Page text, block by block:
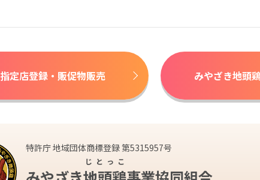
指定店登録・販促物販売 みやざき地頭
特許庁 地域団体商標登録 第5315957号
じとっこ